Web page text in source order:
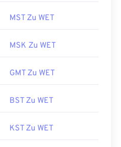
MST Zu WET
MSK Zu WET
GMT Zu WET
BST Zu WET
KST Zu WET